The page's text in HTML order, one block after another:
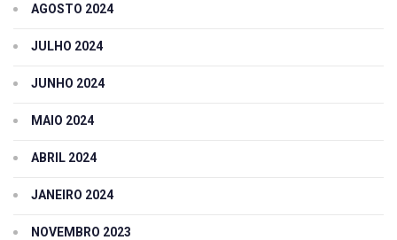
AGOSTO 2024
JULHO 2024
JUNHO 2024
MAIO 2024
ABRIL 2024
JANEIRO 2024
NOVEMBRO 2023